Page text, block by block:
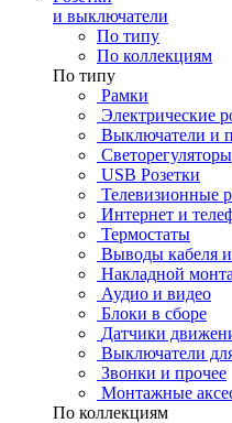
и выключатели
По типу
По коллекциям
По типу
Рамки
Электрические
Выключатели и
Светорегуляторы
USB Розетки
Телевизионные
Интернет и
Термостаты
Выводы кабеля
Накладной
Аудио и видео
Блоки в сборе
Датчики
Выключатели
Звонки и прочее
Монтажные
По коллекциям